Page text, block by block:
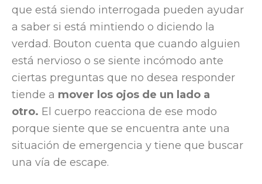
que está siendo interrogada pueden ayudar
a saber si está mintiendo o diciendo la
verdad. Bouton cuenta que cuando alguien
está nervioso o se siente incómodo ante
ciertas preguntas que no desea responder
tiende a mover los ojos de un lado a
otro. El cuerpo reacciona de ese modo
porque siente que se encuentra ante una
situación de emergencia y tiene que buscar
una vía de escape.